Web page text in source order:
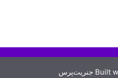
جنریت‌پرس